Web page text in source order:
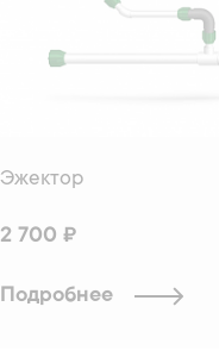
Эжектор
2 700 ₽
Подробнее